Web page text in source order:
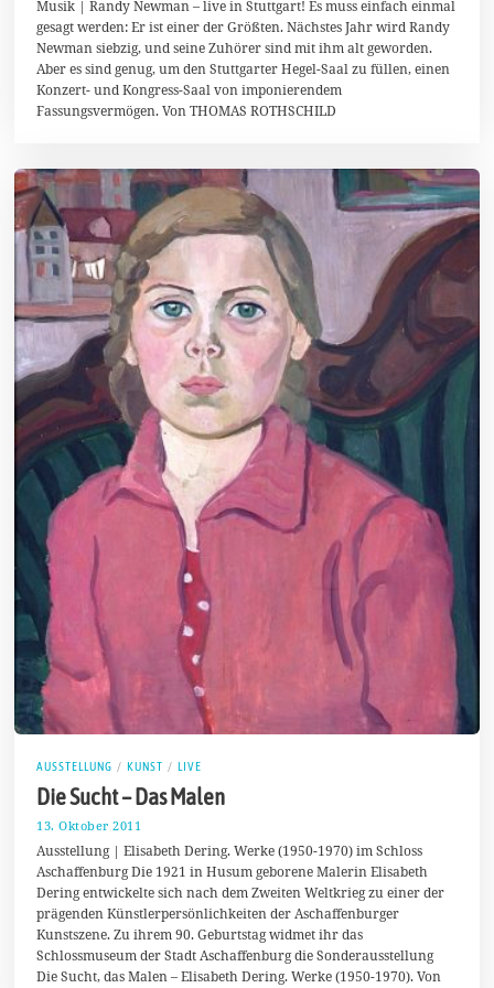
F
e
b
r
u
a
r
0
Musik | Randy Newman – live in Stuttgart! Es muss einfach einmal
gesagt werden: Er ist einer der Größten. Nächstes Jahr wird Randy
Newman siebzig, und seine Zuhörer sind mit ihm alt geworden.
Aber es sind genug, um den Stuttgarter Hegel-Saal zu füllen, einen
Konzert- und Kongress-Saal von imponierendem
Fassungsvermögen. Von THOMAS ROTHSCHILD
AUSSTELLUNG / KUNST / LIVE
Die Sucht – Das Malen
13. Oktober 2011
.
J
u
l
2
0
1
Ausstellung | Elisabeth Dering. Werke (1950-1970) im Schloss
Aschaffenburg Die 1921 in Husum geborene Malerin Elisabeth
Dering entwickelte sich nach dem Zweiten Weltkrieg zu einer der
prägenden Künstlerpersönlichkeiten der Aschaffenburger
Kunstszene. Zu ihrem 90. Geburtstag widmet ihr das
Schlossmuseum der Stadt Aschaffenburg die Sonderausstellung
Die Sucht, das Malen – Elisabeth Dering. Werke (1950-1970). Von